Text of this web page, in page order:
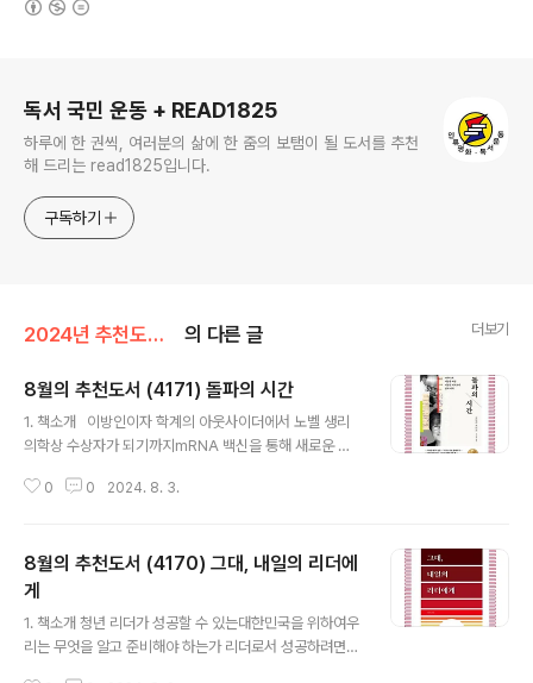
독서 국민 운동 + READ1825
하루에 한 권씩, 여러분의 삶에 한 줌의 보탬이 될 도서를 추천
해 드리는 read1825입니다.
구독하기
2024년 추천도서(24.3~25.2)/2024-08 의 다른 글 더보기
8월의 추천도서 (4171) 돌파의 시간
1. 책소개 이방인이자 학계의 아웃사이더에서 노벨 생리
의학상 수상자가 되기까지mRNA 백신을 통해 새로운 의
계를 강타하여 지구를 마비시키고 수많은 목숨을 앗아간
을 한 것으로는 전례 없는 빠른 속도로 개발되어 수십억 명
의 사람들에게 투입된 코로나19 백신을 꼽을 수 있을 것이
다. 백신 개발이 너무 빨랐다는 세간의 우려와 달리 사람들
에게 일상을 되찾아준 백신 뒤에는 한 번에 하나씩, 묵묵하
0 0 2024. 8. 3.
8월의 추천도서 (4170) 그대, 내일의 리더에
게
1. 책소개 청년 리더가 성공할 수 있는대한민국을 위하여우
리는 무엇을 알고 준비해야 하는가 리더로서 성공하려면